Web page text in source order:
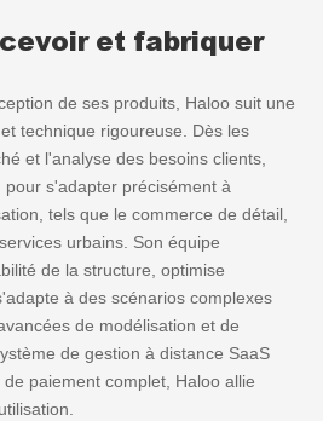
et fabriquer
de ses produits, Haloo suit une
technique rigoureuse. Dès les
et l'analyse des besoins clients,
s'adapter précisément à
tels que le commerce de détail,
urbains. Son équipe
de la structure, optimise
à des scénarios complexes
de modélisation et de
de gestion à distance SaaS
paiement complet, Haloo allie